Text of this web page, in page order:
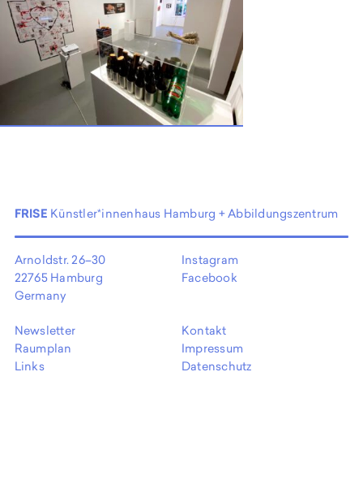
Künstler*innenhaus Hamburg
Abbildungszentrum
Artist in Residence
Frise e.G.
FRISE Künstler*innenhaus Hamburg + Abbildungszentrum
Arnoldstr. 26–30
22765 Hamburg
Germany
Instagram
Facebook
Newsletter
Raumplan
Links
Kontakt
Impressum
Datenschutz